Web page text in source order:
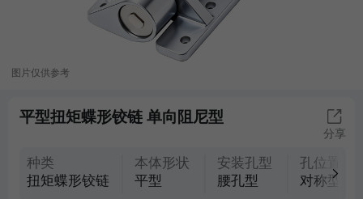
图片仅供参考
平型扭矩蝶形铰链 单向阻尼型
分享
种类
扭矩蝶形铰链
本体形状
平型
安装孔型
腰孔型
孔位置
对称型